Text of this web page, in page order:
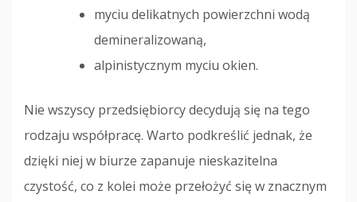
myciu delikatnych powierzchni wodą
demineralizowaną,
alpinistycznym myciu okien.
Nie wszyscy przedsiębiorcy decydują się na tego
rodzaju współpracę. Warto podkreślić jednak, że
dzięki niej w biurze zapanuje nieskazitelna
czystość, co z kolei może przełożyć się w znacznym